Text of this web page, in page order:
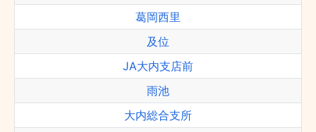
葛岡西里
及位
JA大内支店前
雨池
大内総合支所